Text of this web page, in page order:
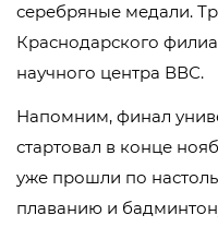
серебряные медали.
Краснодарского
научного центра ВВС.
Напомним, финал
стартовал в конце
уже прошли по
плаванию и